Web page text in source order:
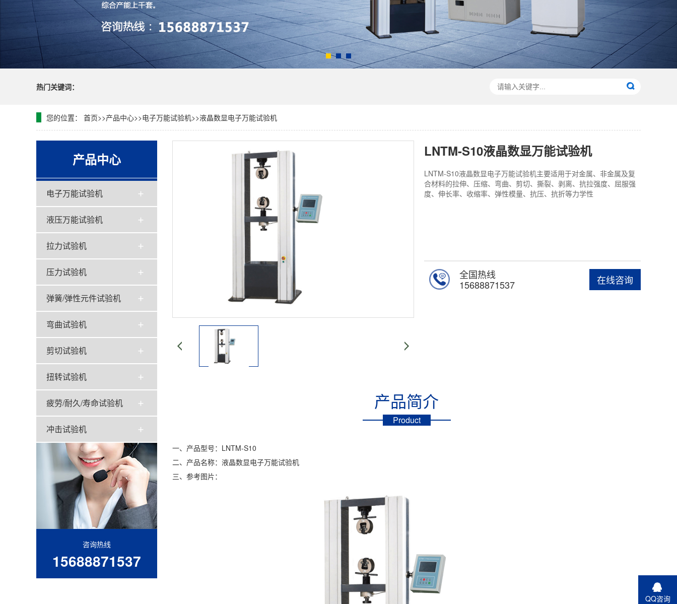
热门关键词：
您的位置： 首页>>产品中心>>电子万能试验机>>液晶数显电子万能试验机
产品中心
电子万能试验机
液压万能试验机
拉力试验机
压力试验机
弹簧/弹性元件试验机
弯曲试验机
剪切试验机
扭转试验机
疲劳/耐久/寿命试验机
冲击试验机
咨询热线
15688871537
LNTM-S10液晶数显万能试验机
LNTM-S10液晶数显电子万能试验机主要适用于对金属、非金属及复
合材料的拉伸、压缩、弯曲、剪切、撕裂、剥离、抗拉强度、屈服强
度、伸长率、收缩率、弹性模量、抗压、抗折等力学性
在线咨询
全国热线
15688871537
产品简介
Product
一、产品型号：LNTM-S10
二、产品名称：液晶数显电子万能试验机
三、参考图片：
QQ咨询